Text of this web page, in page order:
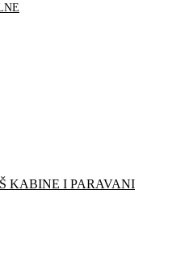
KABINE I PARAVANI